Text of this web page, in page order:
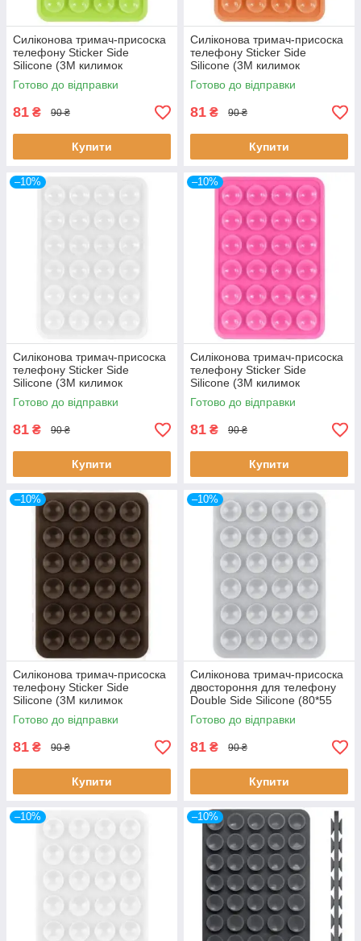
Силіконова тримач-присоска
телефону Sticker Side
Silicone (3M килимок
липучка) (Салатовий)
Готово до відправки
81 ₴ 90 ₴
Купити
Силіконова тримач-присоска
телефону Sticker Side
Silicone (3M килимок
липучка) (Помаранчевий)
Готово до відправки
81 ₴ 90 ₴
Купити
–10%
Силіконова тримач-присоска
телефону Sticker Side
Silicone (3M килимок
липучка) (Білий)
Готово до відправки
81 ₴ 90 ₴
Купити
–10%
Силіконова тримач-присоска
телефону Sticker Side
Silicone (3M килимок
липучка) (Малиновий)
Готово до відправки
81 ₴ 90 ₴
Купити
–10%
Силіконова тримач-присоска
телефону Sticker Side
Silicone (3M килимок
липучка) (Коричневий)
Готово до відправки
81 ₴ 90 ₴
Купити
–10%
Силіконова тримач-присоска
двостороння для телефону
Double Side Silicone (80*55
мм) (Сірий)
Готово до відправки
81 ₴ 90 ₴
Купити
–10% –10%